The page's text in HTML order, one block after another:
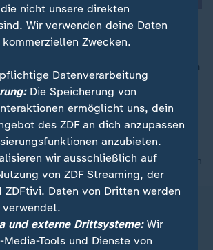
US-Präsident geworden, der die
Swing State Ohio nicht bekommen
von registrierten Wählern hat sich
"Early Voting"-Stellen gemeldet.
an der Waage sein.
nach oben
nicht unsere direkten
Wir verwenden deine Daten
Zwecken.
Datenverarbeitung
Die Speicherung von
ermöglicht uns, dein
des ZDF an dich anzupassen
anzubieten.
wir ausschließlich auf
von ZDF Streaming, der
ZDFtivi. Daten von Dritten werden
und externe Drittsysteme:Wir
Tools und Dienste von